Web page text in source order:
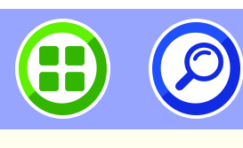
假親子共學反毒學